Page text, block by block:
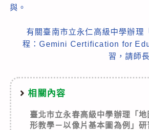
與。
有關臺南市立永仁高級中學辦理
程：Gemini Certification for
習，請師
相關內容
臺北市立永春高級中學辦理「
形教學－以像片基本圖為例」